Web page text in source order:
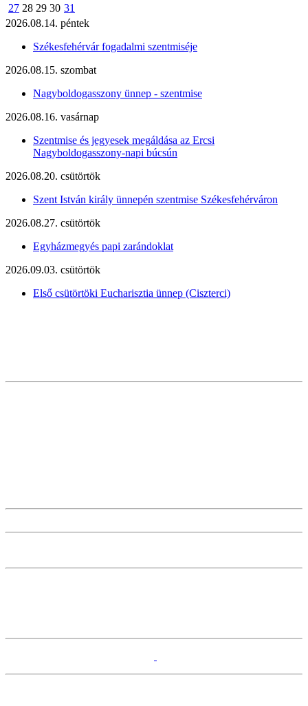
27 28 29 30 31
2026.08.14. péntek
Székesfehérvár fogadalmi szentmiséje
2026.08.15. szombat
Nagyboldogasszony ünnep - szentmise
2026.08.16. vasárnap
Szentmise és jegyesek megáldása az Ercsi
Nagyboldogasszony-napi búcsún
2026.08.20. csütörtök
Szent István király ünnepén szentmise Székesfehérváron
2026.08.27. csütörtök
Egyházmegyés papi zarándoklat
2026.09.03. csütörtök
Első csütörtöki Eucharisztia ünnep (Ciszterci)